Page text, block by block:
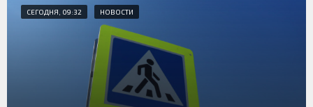
СЕГОДНЯ, 09:32 НОВОСТИ